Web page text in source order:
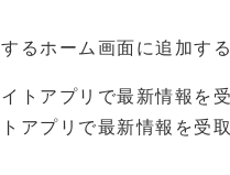
るホーム画面に追加する
トアプリで最新情報を
アプリで最新情報を受